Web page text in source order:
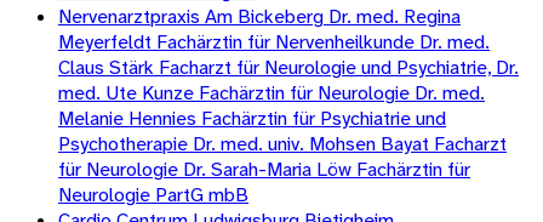
Nervenarztpraxis Am Bickeberg Dr. med. Regina
Meyerfeldt Fachärztin für Nervenheilkunde Dr. med.
Claus Stärk Facharzt für Neurologie und Psychiatrie, Dr.
med. Ute Kunze Fachärztin für Neurologie Dr. med.
Melanie Hennies Fachärztin für Psychiatrie und
Psychotherapie Dr. med. univ. Mohsen Bayat Facharzt
für Neurologie Dr. Sarah-Maria Löw Fachärztin für
Neurologie PartG mbB